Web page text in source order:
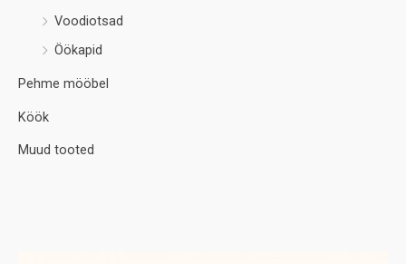
Voodiotsad
Öökapid
Pehme mööbel
Köök
Muud tooted